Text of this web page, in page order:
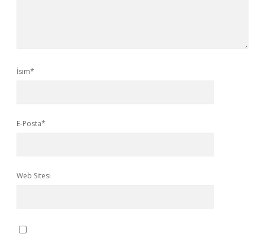
İsim*
E-Posta*
Web Sitesi